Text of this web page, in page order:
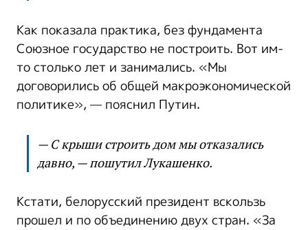
Как показала практика, без фундамента
Союзное государство не построить. Вот им-
то столько лет и занимались. «Мы
договорились об общей макроэкономической
политике», — пояснил Путин.
— С крыши строить дом мы отказались
давно, — пошутил Лукашенко.
Кстати, белорусский президент вскользь
прошел и по объединению двух стран. «За